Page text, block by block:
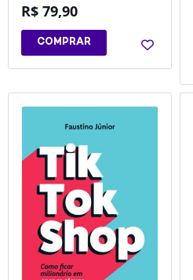
R$ 79,90
COMPRAR